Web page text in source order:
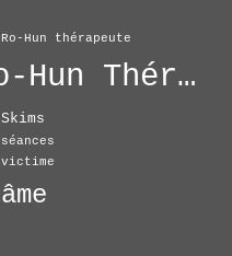
Ro-Hun thérapeute
Ro-Hun Thérapie
Skims
séances
victime
âme